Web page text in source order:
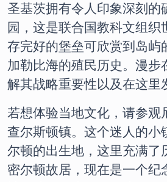
圣基茨拥有令人印象深刻的
园，这是联合国教科文组织
存完好的堡垒可欣赏到岛屿
加勒比海的殖民历史。漫步
解其战略重要性以及在这里
若想体验当地文化，请参观
查尔斯顿镇。这个迷人的小
尔顿的出生地，这里充满了
密尔顿故居，现在是一个纪